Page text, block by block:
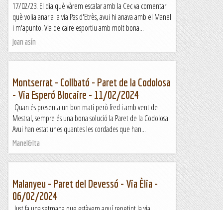
17/02/23. El dia què vàrem escalar amb la Cec va comentar
què volia anar a la via Pas d'Etrès, avui hi anava amb el Manel
i m'apunto. Via de caire esportiu amb molt bona...
Joan asín
Montserrat - Collbató - Paret de la Codolosa
- Via Esperó Blocaire - 11/02/2024
Quan és presenta un bon matí però fred i amb vent de
Mestral, sempre és una bona solució la Paret de la Codolosa.
Avui han estat unes quantes les cordades que han...
Manel&Ita
Malanyeu - Paret del Devessó - Via Èlia -
06/02/2024